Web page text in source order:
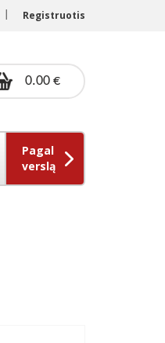
Registruotis
0.00 €
Pagal
verslą